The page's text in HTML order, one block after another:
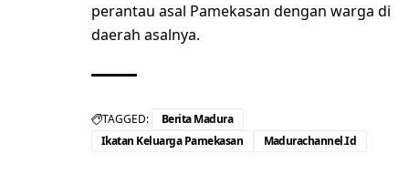
perantau asal Pamekasan dengan warga di
daerah asalnya.
TAGGED:
Berita Madura
Ikatan Keluarga Pamekasan
Madurachannel.id